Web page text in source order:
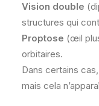
Vision double
structures qui
Proptose (œil
orbitaires.
Dans certains
mais cela